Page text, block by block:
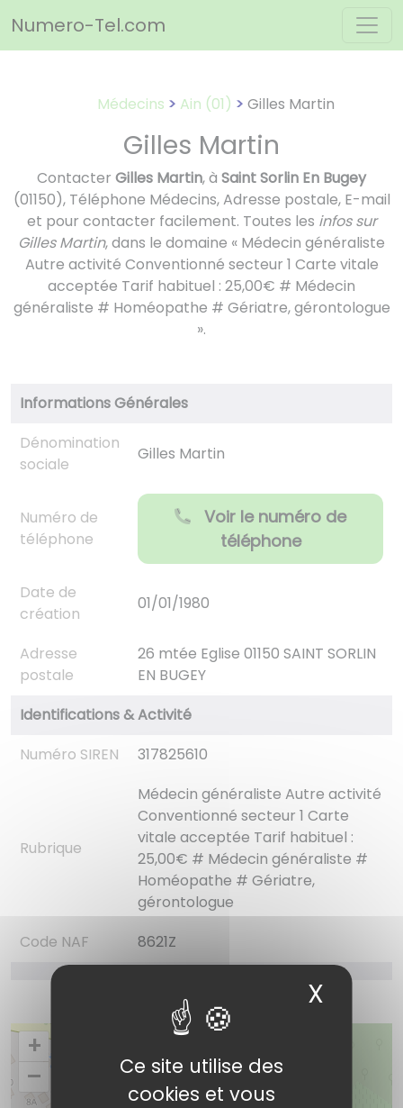
Ce site utilise des
cookies et vous
X
Numero-Tel.com
Médecins Ain (01) Gilles Martin
Gilles Martin
Contacter Gilles Martin, à Saint Sorlin En Bugey
(01150), Téléphone Médecins, Adresse postale, E-mail
et pour contacter facilement. Toutes les infos sur
Gilles Martin, dans le domaine « Médecin généraliste
Autre activité Conventionné secteur 1 Carte vitale
acceptée Tarif habituel : 25,00€ # Médecin
généraliste # Homéopathe # Gériatre, gérontologue
».
Informations Générales
Dénomination
sociale
Gilles Martin
Numéro de
téléphone
Voir le numéro de
téléphone
Date de
création
01/01/1980
Adresse
postale
26 mtée Eglise 01150 SAINT SORLIN
EN BUGEY
Identifications & Activité
Numéro SIREN
317825610
Rubrique
Médecin généraliste Autre activité
Conventionné secteur 1 Carte
vitale acceptée Tarif habituel :
25,00€ # Médecin généraliste #
Homéopathe # Gériatre,
gérontologue
Code NAF
8621Z
+
–